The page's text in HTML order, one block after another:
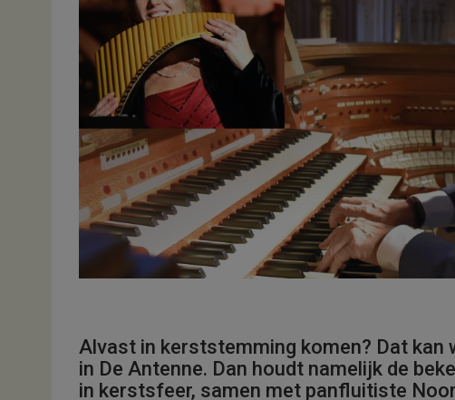
Alvast in kerststemming komen? Dat kan
in De Antenne. Dan houdt namelijk de
in kerstsfeer, samen met panfluitiste